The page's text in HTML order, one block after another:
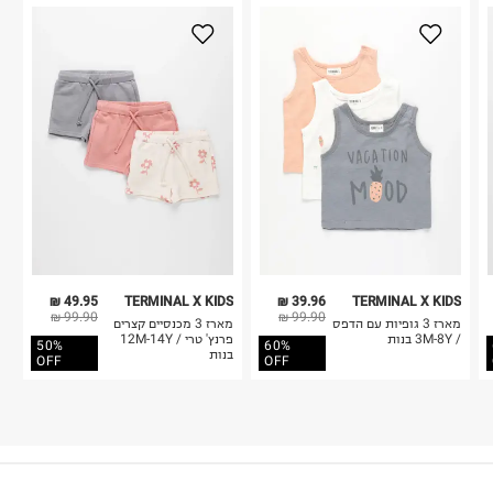
49.95 ₪
99.90 ₪
50%
OFF
TERMINAL X KIDS
מארז 3 מכנסיים קצרים
פרנץ' טרי / 12M-14Y
בנות
39.96 ₪
99.90 ₪
60%
OFF
TERMINAL X KIDS
מארז 3 גופיות עם הדפס
/ 3M-8Y בנות